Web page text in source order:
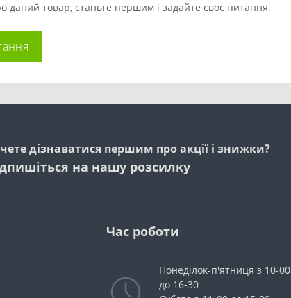
даний товар, станьте першим і задайте своє питання.
дізнаватися першим про акції і знижки?
на нашу розсилку
Час роботи
Понеділок-п'ятниця з 10-00
до 16-30